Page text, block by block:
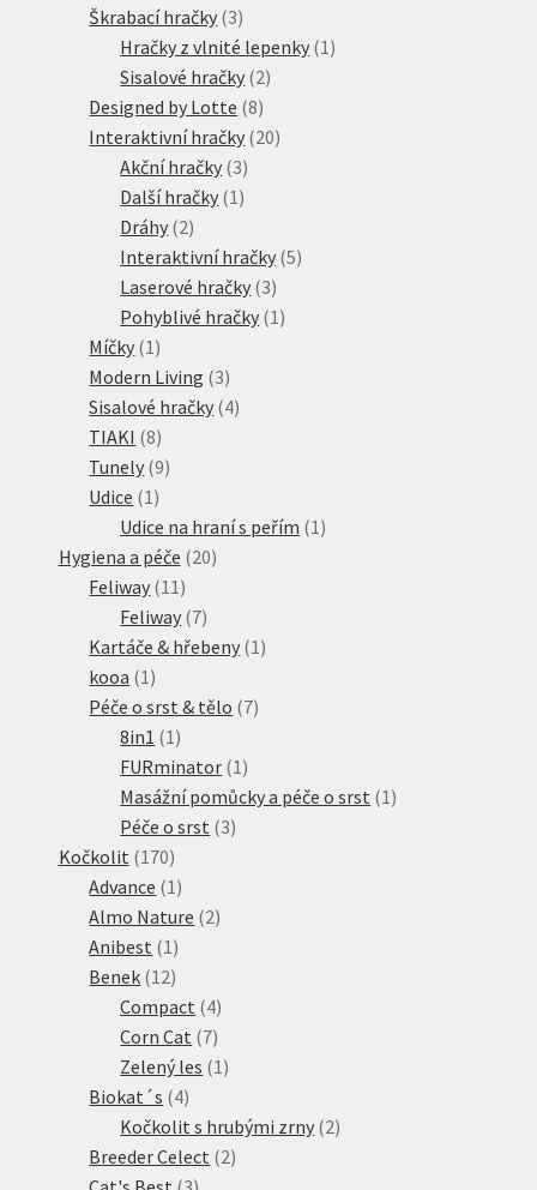
produktů
Škrabací hračky 33
produkty
Hračky z vlnité lepenky 1 1
Sisalové hračky 22
Designed by Lotte 88
produktů
Interaktivní hračky 2020
Akční hračky 33
produkty
Další hračky 1 1
Dráhy 22
produkty
Interaktivní hračky 55
Laserové hračky 33
produkty
Pohyblivé hračky 1 1
Míčky 1 1
produkt
Modern Living 33
produkty
Sisalové hračky 44
TIAKI 88
produktů
Tunely 99
Udice 1 1
produkt
Udice na hraní s peřím 1 1
Hygiena a péče 2020
Feliway 11 11
produktů
Feliway 77
produktů
Kartáče & hřebeny 1 1
kooa 1 1
produkt
Péče o srst & tělo 77
8in1 1 1
produkt
FURminator 1 1
produkt
Masážní pomůcky a péče o srst 1 1
Péče o srst 33
Kočkolit 170170
produktů
Advance 1 1
produkt
Almo Nature 22
Anibest 1 1
produkt
Benek 1212
produktů
Compact 44
produkty
Corn Cat 77
produktů
Zelený les 1 1
Biokat´s 44
produkty
Kočkolit s hrubými zrny 22
Breeder Celect 22
3